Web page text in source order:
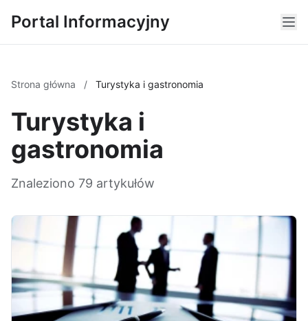
Portal Informacyjny
Strona główna / Turystyka i gastronomia
Turystyka i
gastronomia
Znaleziono 79 artykułów